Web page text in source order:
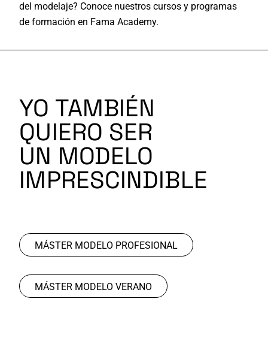
del modelaje? Conoce nuestros cursos y programas
de formación en Fama Academy.
YO TAMBIÉN
QUIERO SER
UN MODELO
IMPRESCINDIBLE
MÁSTER MODELO PROFESIONAL
MÁSTER MODELO VERANO